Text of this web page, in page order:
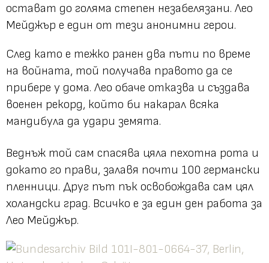
остават до голяма степен незабелязани. Лео
Мейджър е един от тези анонимни герои.
След като е тежко ранен два пъти по време
на войната, той получава правото да се
прибере у дома. Лео обаче отказва и създава
военен рекорд, който би накарал всяка
мандибула да удари земята.
Веднъж той сам спасява цяла пехотна рота и
докато го прави, залавя почти 100 германски
пленници. Друг път пък освобождава сам цял
холандски град. Всичко е за един ден работа за
Лео Мейджър.